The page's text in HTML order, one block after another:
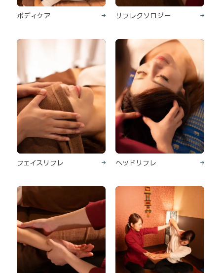
ボディケア リフレクソロジー
フェイスリフレ ヘッドリフレ